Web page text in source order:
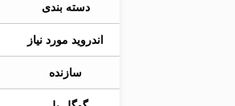
دسته بندی
اندروید مورد نیاز
سازنده